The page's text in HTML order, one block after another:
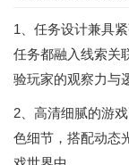
1、任务设计兼具
任务都融入线索关
验玩家的观察力与
2、高清细腻的游
色细节，搭配动态